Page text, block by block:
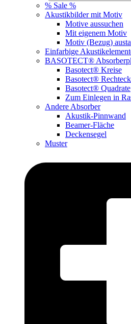
% Sale %
Akustikbilder mit Motiv
Motive aussuchen
Mit eigenem Motiv
Motiv (Bezug)
Einfarbige
BASOTECT®
Basotect® Kreise
Basotect®
Basotect® Quadrate
Zum Einlegen in
Andere Absorber
Akustik-Pinnwand
Beamer-Fläche
Deckensegel
Muster